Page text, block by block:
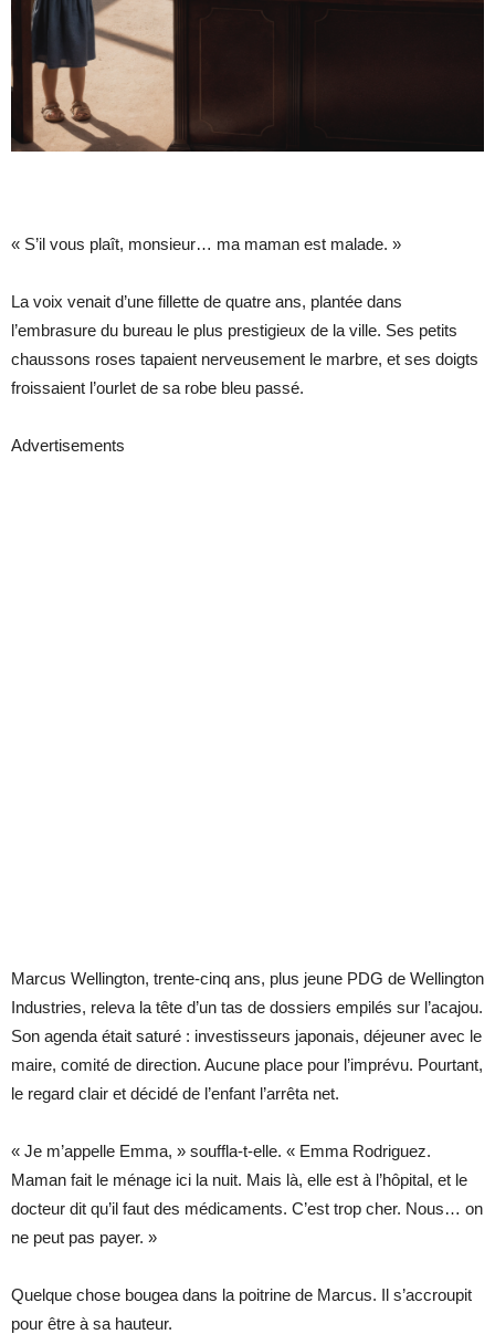
« S’il vous plaît, monsieur… ma maman est malade. »
La voix venait d’une fillette de quatre ans, plantée dans
l’embrasure du bureau le plus prestigieux de la ville. Ses petits
chaussons roses tapaient nerveusement le marbre, et ses doigts
froissaient l’ourlet de sa robe bleu passé.
Advertisements
Marcus Wellington, trente-cinq ans, plus jeune PDG de Wellington
Industries, releva la tête d’un tas de dossiers empilés sur l’acajou.
Son agenda était saturé : investisseurs japonais, déjeuner avec le
maire, comité de direction. Aucune place pour l’imprévu. Pourtant,
le regard clair et décidé de l’enfant l’arrêta net.
« Je m’appelle Emma, » souffla-t-elle. « Emma Rodriguez.
Maman fait le ménage ici la nuit. Mais là, elle est à l’hôpital, et le
docteur dit qu’il faut des médicaments. C’est trop cher. Nous… on
ne peut pas payer. »
Quelque chose bougea dans la poitrine de Marcus. Il s’accroupit
pour être à sa hauteur.